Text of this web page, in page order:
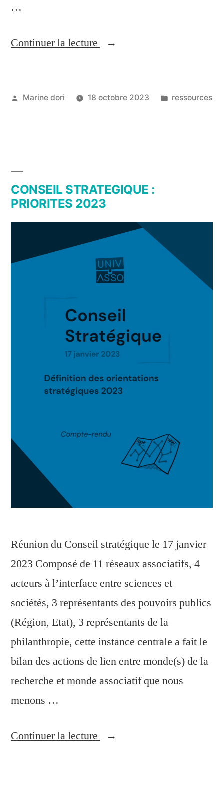
…
Continuer la lecture
Marine dori 18 octobre 2023 ressources
CONSEIL STRATEGIQUE :
PRIORITES 2023
Réunion du Conseil stratégique le 17 janvier
2023 Composé de 11 réseaux associatifs, 4
acteurs à l’interface entre sciences et
sociétés, 3 représentants des pouvoirs publics
(Région, Etat), 3 représentants de la
philanthropie, cette instance centrale a fait le
bilan des actions de lien entre monde(s) de la
recherche et monde associatif que nous
menons …
Continuer la lecture